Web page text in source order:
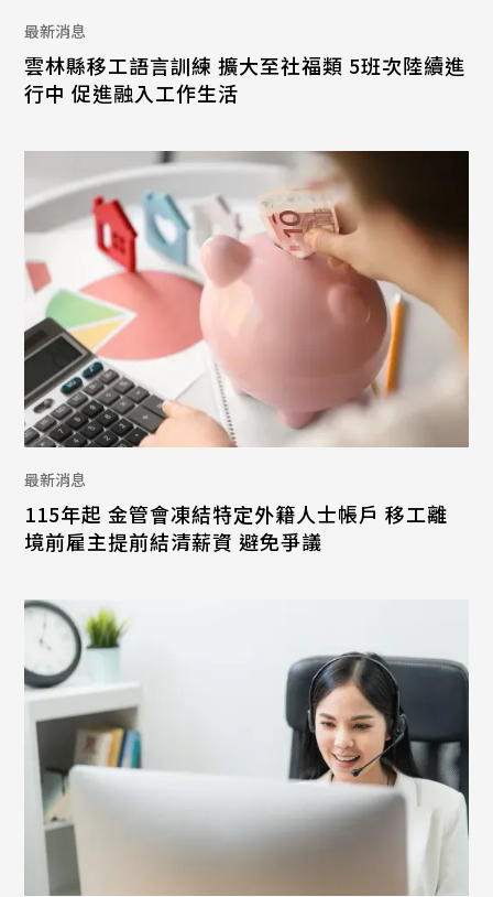
最新消息
雲林縣移工語言訓練 擴大至社福類 5班次陸續進
行中 促進融入工作生活
最新消息
115年起 金管會凍結特定外籍人士帳戶 移工離
境前雇主提前結清薪資 避免爭議